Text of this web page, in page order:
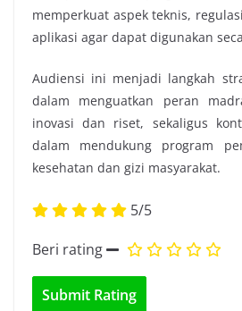
memperkuat aspek teknis,
aplikasi agar dapat digunakan
Audiensi ini menjadi langkah
dalam menguatkan peran
inovasi dan riset, sekaligus
dalam mendukung program
kesehatan dan gizi masyarakat.
5/5
Beri rating